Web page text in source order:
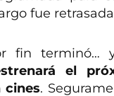
fue
fin terminó…
el
cines.